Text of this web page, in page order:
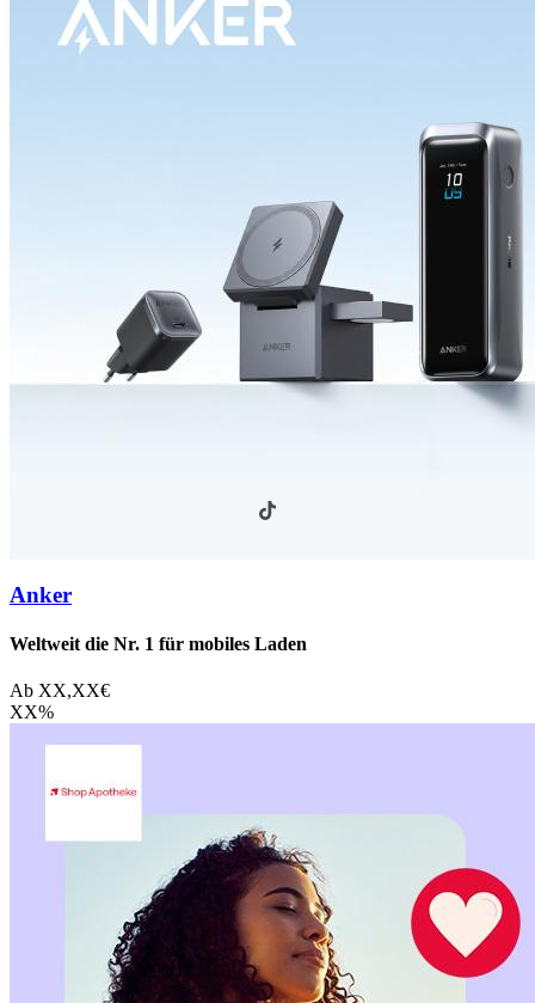
Anker
Weltweit die Nr. 1 für mobiles Laden
Ab XX,XX€
XX%